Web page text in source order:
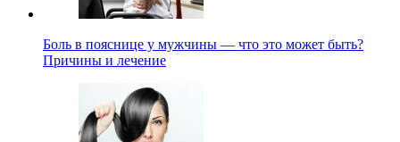
Боль в пояснице у мужчины — что это может быть?
Причины и лечение